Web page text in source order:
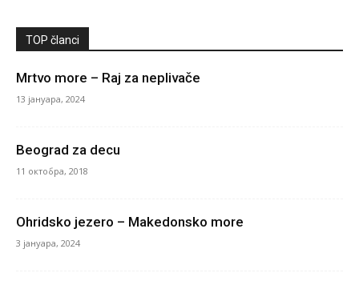
TOP članci
Mrtvo more – Raj za neplivače
13 јануара, 2024
Beograd za decu
11 октобра, 2018
Ohridsko jezero – Makedonsko more
3 јануара, 2024